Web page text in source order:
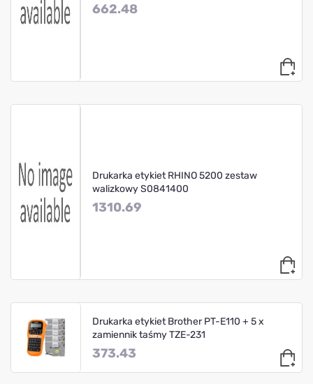
662.48
Drukarka etykiet RHINO 5200 zestaw
walizkowy S0841400
1310.69
Drukarka etykiet Brother PT-E110 + 5 x
zamiennik taśmy TZE-231
373.43